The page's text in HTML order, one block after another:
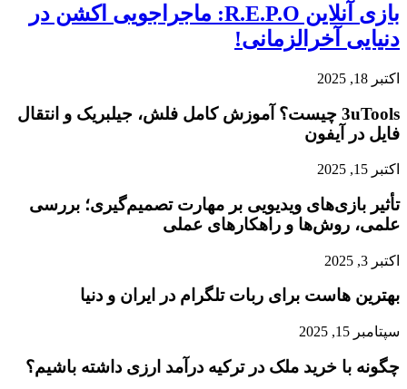
بازی آنلاین R.E.P.O: ماجراجویی اکشن در
دنیایی آخرالزمانی!
اکتبر 18, 2025
3uTools چیست؟ آموزش کامل فلش، جیلبریک و انتقال
فایل در آیفون
اکتبر 15, 2025
تأثیر بازی‌های ویدیویی بر مهارت تصمیم‌گیری؛ بررسی
علمی، روش‌ها و راهکارهای عملی
اکتبر 3, 2025
بهترین هاست برای ربات تلگرام در ایران و دنیا
سپتامبر 15, 2025
چگونه با خرید ملک در ترکیه درآمد ارزی داشته باشیم؟